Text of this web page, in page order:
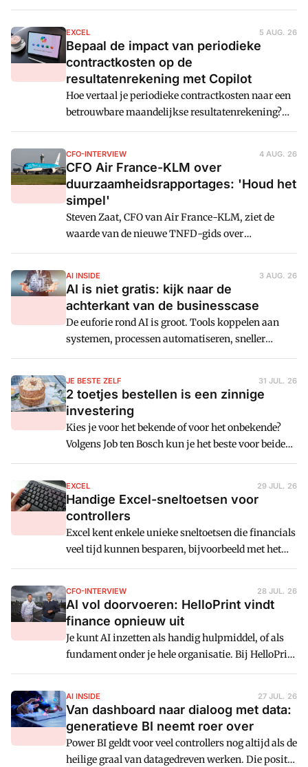
betekent hoogstwaarschijnlijk geen afstel. Hoe
voorbereiden? En welke lessen zijn er voor andere
controllers?
EXCEL 5 AUG. 26
Bepaal de impact van periodieke
contractkosten op de
resultatenrekening met Copilot
Hoe vertaal je periodieke contractkosten naar een
betrouwbare maandelijkse resultatenrekening?
Tony de Jonker legt uit hoe je met Excel en Copilot
kwartaal-, halfjaar- en jaarbedragen automatisch
verdeelt en inzichtelijk maakt voor financiële
rapportages en analyses.
CFO-INTERVIEW 4 AUG. 26
CFO Air France-KLM over
duurzaamheidsrapportages: 'Houd het
simpel'
Steven Zaat, CFO van Air France-KLM, ziet de
waarde van de nieuwe TNFD-gids over
natuurgerelateerde risico's, maar kiest in de
vast aan 2 bestaande lijnen: CSRD voor
duurzaamheidsrapportage en Science Based
Targets initiative (SBTi) voor klimaatdoelen.
AI INSIDE 3 AUG. 26
AI is niet gratis: kijk naar de
achterkant van de businesscase
De euforie rond AI is groot. Tools koppelen aan
systemen, processen automatiseren, sneller
analyseren en meer doen met minder mensen.
Transformation Manager, ontbreken cruciale
vragen nog: wat kost dit eigenlijk en welk
bedrijfsrisico haal je met AI binnen?
JE BESTE ZELF 31 JUL. 26
2 toetjes bestellen is een zinnige
investering
Kies je voor het bekende of voor het onbekende?
Volgens Job ten Bosch kun je het beste voor beide
gaan. Dat is geen verspilling, maar een zinnige
restaurant als in de financiële wereld.
EXCEL 29 JUL. 26
Handige Excel-sneltoetsen voor
controllers
Excel kent enkele unieke sneltoetsen die financials
veel tijd kunnen besparen, bijvoorbeeld met het
snel invoeren van gegevens en het aanpassen van
sneltoetsen van de spreadsheetsoftware voor je op
een rij.
CFO-INTERVIEW 28 JUL. 26
AI vol doorvoeren: HelloPrint vindt
finance opnieuw uit
Je kunt AI inzetten als handig hulpmiddel, of als
fundament onder je hele organisatie. Bij HelloPrint
kiezen ze resoluut voor dat laatste. CFO Lennaert
daarbij een aantal lessen. De eerste: wie AI serieus
wil benutten, moet bereid zijn om processen
volledig opnieuw te ontwerpen en afscheid te
nemen van een deel van zijn medewerkers.
AI INSIDE 27 JUL. 26
Van dashboard naar dialoog met data:
generatieve BI neemt roer over
Power BI geldt voor veel controllers nog altijd als de
heilige graal van datagedreven werken. Die positie